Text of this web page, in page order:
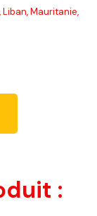
Mauritanie,
: